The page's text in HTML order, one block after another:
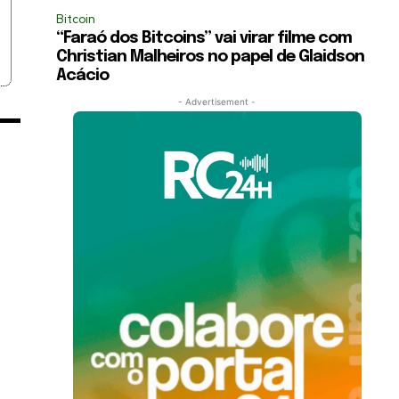
Bitcoin
“Faraó dos Bitcoins” vai virar filme com
Christian Malheiros no papel de Glaidson
Acácio
- Advertisement -